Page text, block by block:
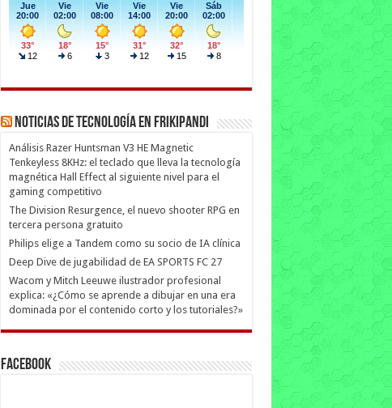
Noticias de Tecnología en Frikipandi
Análisis Razer Huntsman V3 HE Magnetic
Tenkeyless 8KHz: el teclado que lleva la tecnología
magnética Hall Effect al siguiente nivel para el
gaming competitivo
The Division Resurgence, el nuevo shooter RPG en
tercera persona gratuito
Philips elige a Tandem como su socio de IA clínica
Deep Dive de jugabilidad de EA SPORTS FC 27
Wacom y Mitch Leeuwe ilustrador profesional
explica: «¿Cómo se aprende a dibujar en una era
dominada por el contenido corto y los tutoriales?»
Facebook